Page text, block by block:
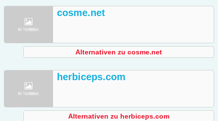
cosme.net
Alternativen zu cosme.net
herbiceps.com
Alternativen zu herbiceps.com